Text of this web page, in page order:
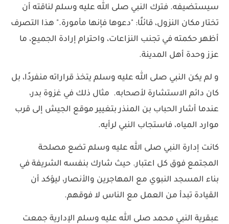
سيستضيفه. فترك النبي صلى الله عليه وسلم لناقته أن
تختار مكان النزول، قائلًا: "دعوها فإنها مأمورة." هذا التصرف
أظهر حكمته في تجنب النزاعات، واحترام إرادة الجميع، ما
عزز وحدة أهل المدينة.
و لم يكن النبي صلى الله عليه وسلم يتخذ قراراته منفردًا، بل
كان دائم الاستشارة لأصحابه. مثال ذلك في غزوة بدر،
عندما أشار الحباب بن المنذر بتغيير موقع الجيش إلى قرب
موارد المياه، فاستجاب النبي لرأيه.
كانت إدارة النبي صلى الله عليه وسلم تضع مصلحة
المجتمع فوق كل اعتبار. حيث شارك بنفسه الشريفة في
بناء المسجد النبوي مع المهاجرين والأنصار، ليؤكد أن
القيادة تبدأ من العمل مع الناس لا فوقهم.
عبقرية النبي محمد صلى الله عليه وسلم الإدارية جمعت